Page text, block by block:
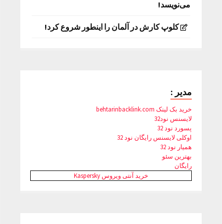
می‌نویسد!
کلوپ کارش در آلمان را اینطور شروع کرد!
مدیر :
خرید بک لینک behtarinbacklink.com
لایسنس نود32
پسورد نود 32
اوکلی لایسنس رایگان نود 32
همیار نود 32
بهترین سئو
رایگان
خرید آنتی ویروس Kaspersky